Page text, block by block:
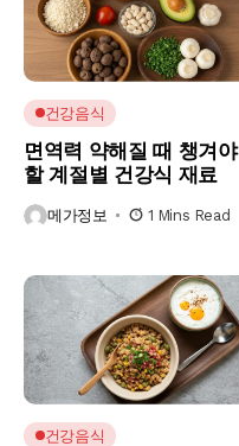
건강음식
면역력 약해질 때 챙겨야
할 계절별 건강식 재료
메가정보 1 Mins Read
건강음식